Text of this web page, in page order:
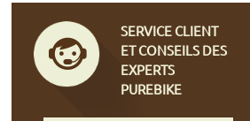
SERVICE CLIENT
ET CONSEILS DES
EXPERTS
PUREBIKE